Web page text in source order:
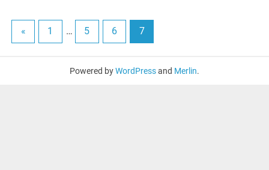
« 1 … 5 6 7
Powered byWordPressand Merlin.